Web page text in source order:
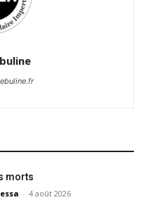
morts
- 4 août 2026